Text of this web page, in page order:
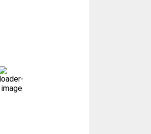
76 %
1011 mb